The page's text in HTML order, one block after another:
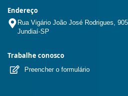
Endereço
Rua Vigário João José Rodrigues,
Jundiaí-SP
Trabalhe conosco
Preencher o formulário